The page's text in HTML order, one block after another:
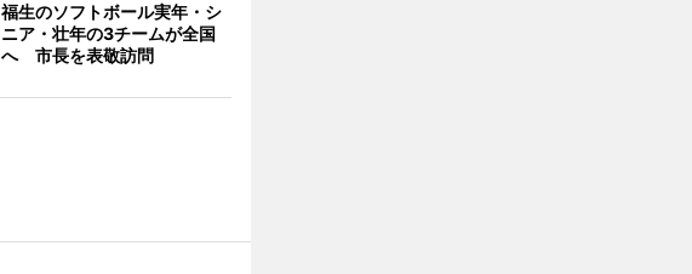
福生のソフトボール実年・シ
ニア・壮年の3チームが全国
へ 市長を表敬訪問